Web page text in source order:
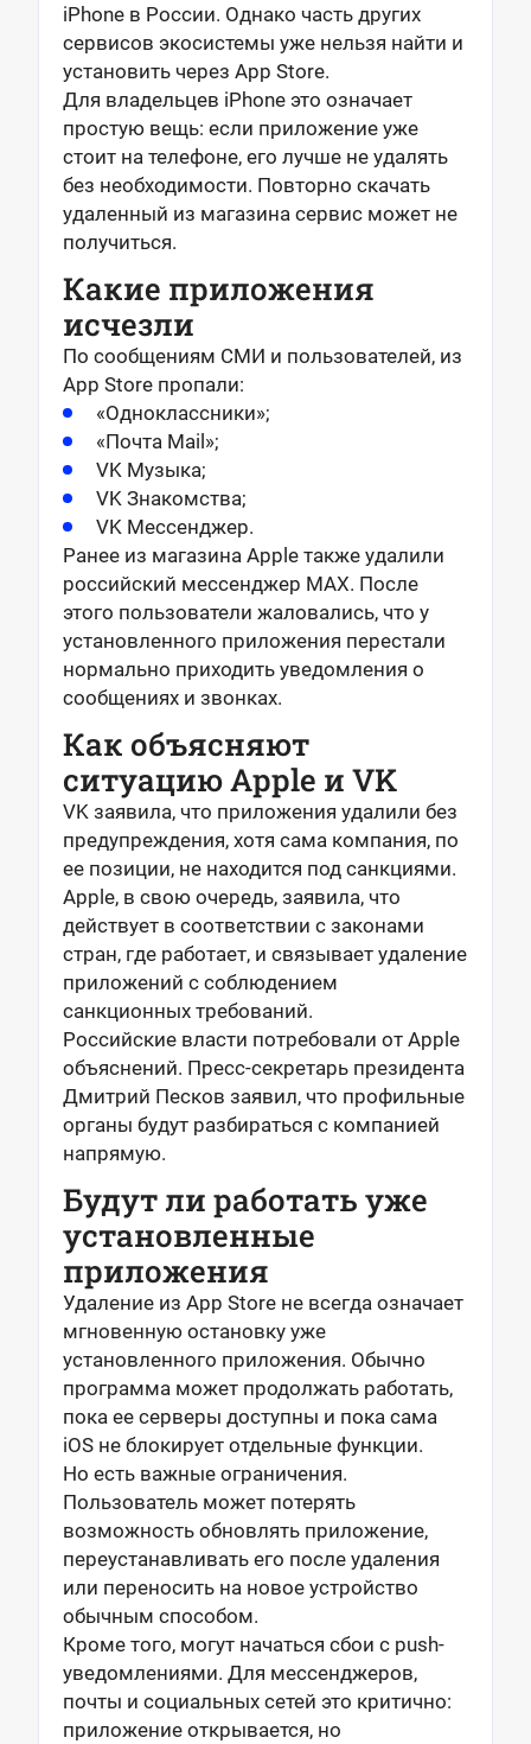
iPhone в России. Однако часть других
сервисов экосистемы уже нельзя найти и
установить через App Store.
Для владельцев iPhone это означает
простую вещь: если приложение уже
стоит на телефоне, его лучше не удалять
без необходимости. Повторно скачать
удаленный из магазина сервис может не
получиться.
Какие приложения
исчезли
По сообщениям СМИ и пользователей, из
App Store пропали:
«Одноклассники»;
«Почта Mail»;
VK Музыка;
VK Знакомства;
VK Мессенджер.
Ранее из магазина Apple также удалили
российский мессенджер MAX. После
этого пользователи жаловались, что у
установленного приложения перестали
нормально приходить уведомления о
сообщениях и звонках.
Как объясняют
ситуацию Apple и VK
VK заявила, что приложения удалили без
предупреждения, хотя сама компания, по
ее позиции, не находится под санкциями.
Apple, в свою очередь, заявила, что
действует в соответствии с законами
стран, где работает, и связывает удаление
приложений с соблюдением
санкционных требований.
Российские власти потребовали от Apple
объяснений. Пресс-секретарь президента
Дмитрий Песков заявил, что профильные
органы будут разбираться с компанией
напрямую.
Будут ли работать уже
установленные
приложения
Удаление из App Store не всегда означает
мгновенную остановку уже
установленного приложения. Обычно
программа может продолжать работать,
пока ее серверы доступны и пока сама
iOS не блокирует отдельные функции.
Но есть важные ограничения.
Пользователь может потерять
возможность обновлять приложение,
переустанавливать его после удаления
или переносить на новое устройство
обычным способом.
Кроме того, могут начаться сбои с push-
уведомлениями. Для мессенджеров,
почты и социальных сетей это критично:
приложение открывается, но